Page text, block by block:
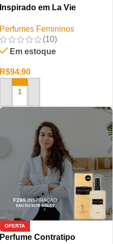
Inspirado em La Vie
Perfumes Femininos
(10)
Em estoque
R$94,90
ADICIONAR AO CARRINHO
OFERTA
Perfume Contratipo